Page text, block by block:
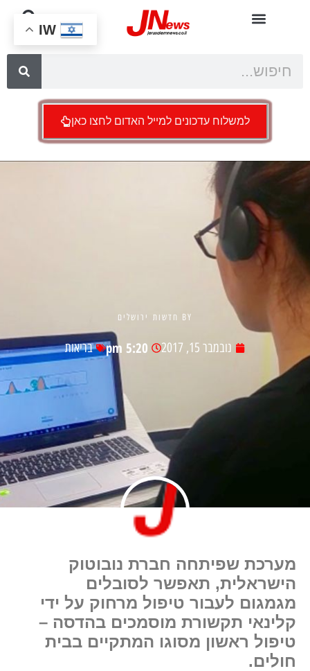
למשלוח עדכונים למייל האדום לחצו כאן
BY חדשות ירושלים
נובמבר 15, 2017 5:20 pm בריאות
מערכת שפיתחה חברת נובוטוק
הישראלית, תאפשר לסובלים
מגמגום לעבור טיפול מרחוק על ידי
קלינאי תקשורת מוסמכים בהדסה –
טיפול ראשון מסוגו המתקיים בבית
חולים.
IW